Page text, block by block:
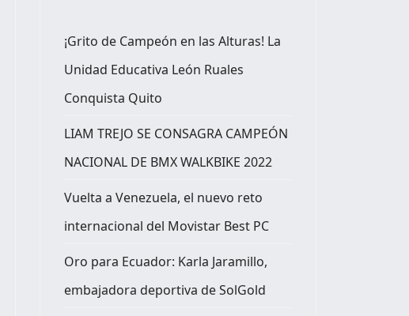
¡Grito de Campeón en las Alturas! La
Unidad Educativa León Ruales
Conquista Quito
LIAM TREJO SE CONSAGRA CAMPEÓN
NACIONAL DE BMX WALKBIKE 2022
Vuelta a Venezuela, el nuevo reto
internacional del Movistar Best PC
Oro para Ecuador: Karla Jaramillo,
embajadora deportiva de SolGold